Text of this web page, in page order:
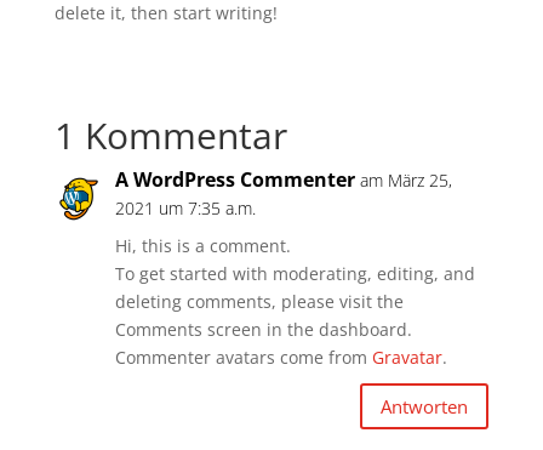
delete it, then start writing!
1 Kommentar
A WordPress Commenter am März 25,
2021 um 7:35 a.m.
Hi, this is a comment.
To get started with moderating, editing, and
deleting comments, please visit the
Comments screen in the dashboard.
Commenter avatars come from Gravatar.
Antworten